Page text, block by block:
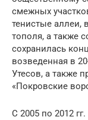
смежных
тенистые аллеи,
тополя, а также
сохранилась
возведенная в
Утесов, а также
«Покровские
С 2005 по 2012